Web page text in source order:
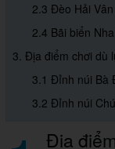
2.3 Đèo Hải
2.4 Bãi biển
3. Địa điểm chơi dù
3.1 Đỉnh núi Bà
3.2 Đỉnh núi
Địa